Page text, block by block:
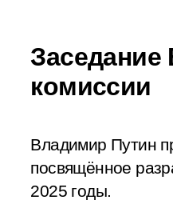
комиссии
Владимир Путин
посвящённое
2025 годы.